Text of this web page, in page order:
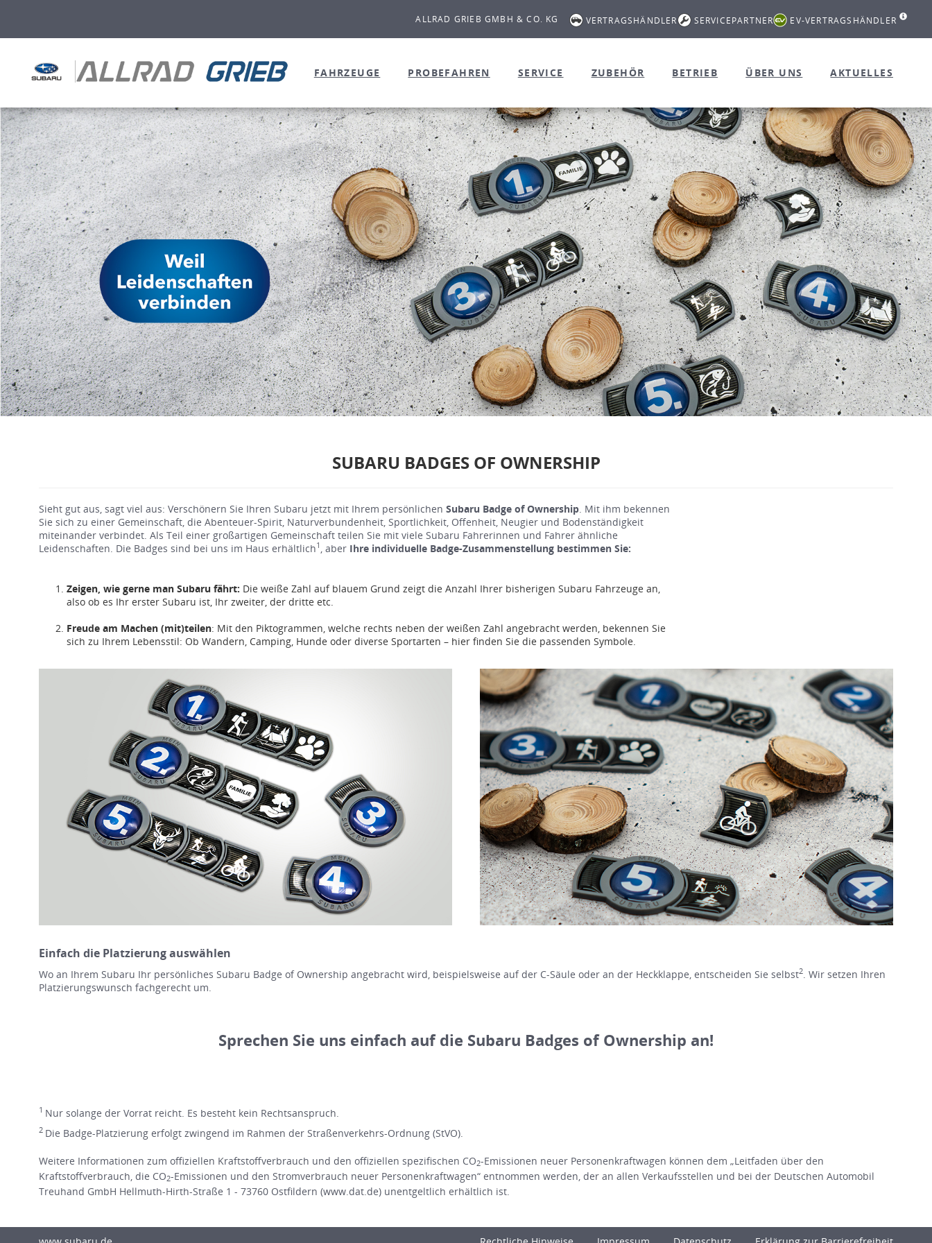
ALLRAD GRIEB GMBH & CO. KG VERTRAGSHÄNDLER SERVICEPARTNER EV-VERTRAGSHÄNDLER
FAHRZEUGE PROBEFAHREN SERVICE ZUBEHÖR BETRIEB ÜBER UNS AKTUELLES
SUBARU BADGES OF OWNERSHIP
Sieht gut aus, sagt viel aus: Verschönern Sie Ihren Subaru jetzt mit Ihrem persönlichen Subaru Badge of Ownership . Mit ihm bekennen
Sie sich zu einer Gemeinschaft, die Abenteuer-Spirit, Naturverbundenheit, Sportlichkeit, Offenheit, Neugier und Bodenständigkeit
miteinander verbindet. Als Teil einer großartigen Gemeinschaft teilen Sie mit viele Subaru Fahrerinnen und Fahrer ähnliche
Leidenschaften. Die Badges sind bei uns im Haus erhältlich1 , aber Ihre individuelle Badge-Zusammenstellung bestimmen Sie:
Zeigen, wie gerne man Subaru fährt: Die weiße Zahl auf blauem Grund zeigt die Anzahl Ihrer bisherigen Subaru Fahrzeuge an,
also ob es Ihr erster Subaru ist, Ihr zweiter, der dritte etc.
Freude am Machen (mit)teilen: Mit den Piktogrammen, welche rechts neben der weißen Zahl angebracht werden, bekennen Sie
sich zu Ihrem Lebensstil: Ob Wandern, Camping, Hunde oder diverse Sportarten – hier finden Sie die passenden Symbole.
Einfach die Platzierung auswählen
Wo an Ihrem Subaru Ihr persönliches Subaru Badge of Ownership angebracht wird, beispielsweise auf der C-Säule oder an der Heckklappe, entscheiden Sie selbst2 . Wir setzen Ihren
Platzierungswunsch fachgerecht um.
Sprechen Sie uns einfach auf die Subaru Badges of Ownership an!
1 Nur solange der Vorrat reicht. Es besteht kein Rechtsanspruch.
2 Die Badge-Platzierung erfolgt zwingend im Rahmen der Straßenverkehrs-Ordnung (StVO).
Weitere Informationen zum offiziellen Kraftstoffverbrauch und den offiziellen spezifischen CO2-Emissionen neuer Personenkraftwagen können dem „Leitfaden über den
Kraftstoffverbrauch, die CO2-Emissionen und den Stromverbrauch neuer Personenkraftwagen“ entnommen werden, der an allen Verkaufsstellen und bei der Deutschen Automobil
Treuhand GmbH Hellmuth-Hirth-Straße 1 - 73760 Ostfildern (www.dat.de) unentgeltlich erhältlich ist.